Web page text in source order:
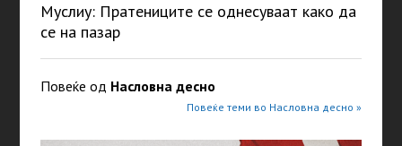
Муслиу: Пратениците се однесуваат како да
се на пазар
Повеќе од Насловна десно
Повеќе теми во Насловна десно »